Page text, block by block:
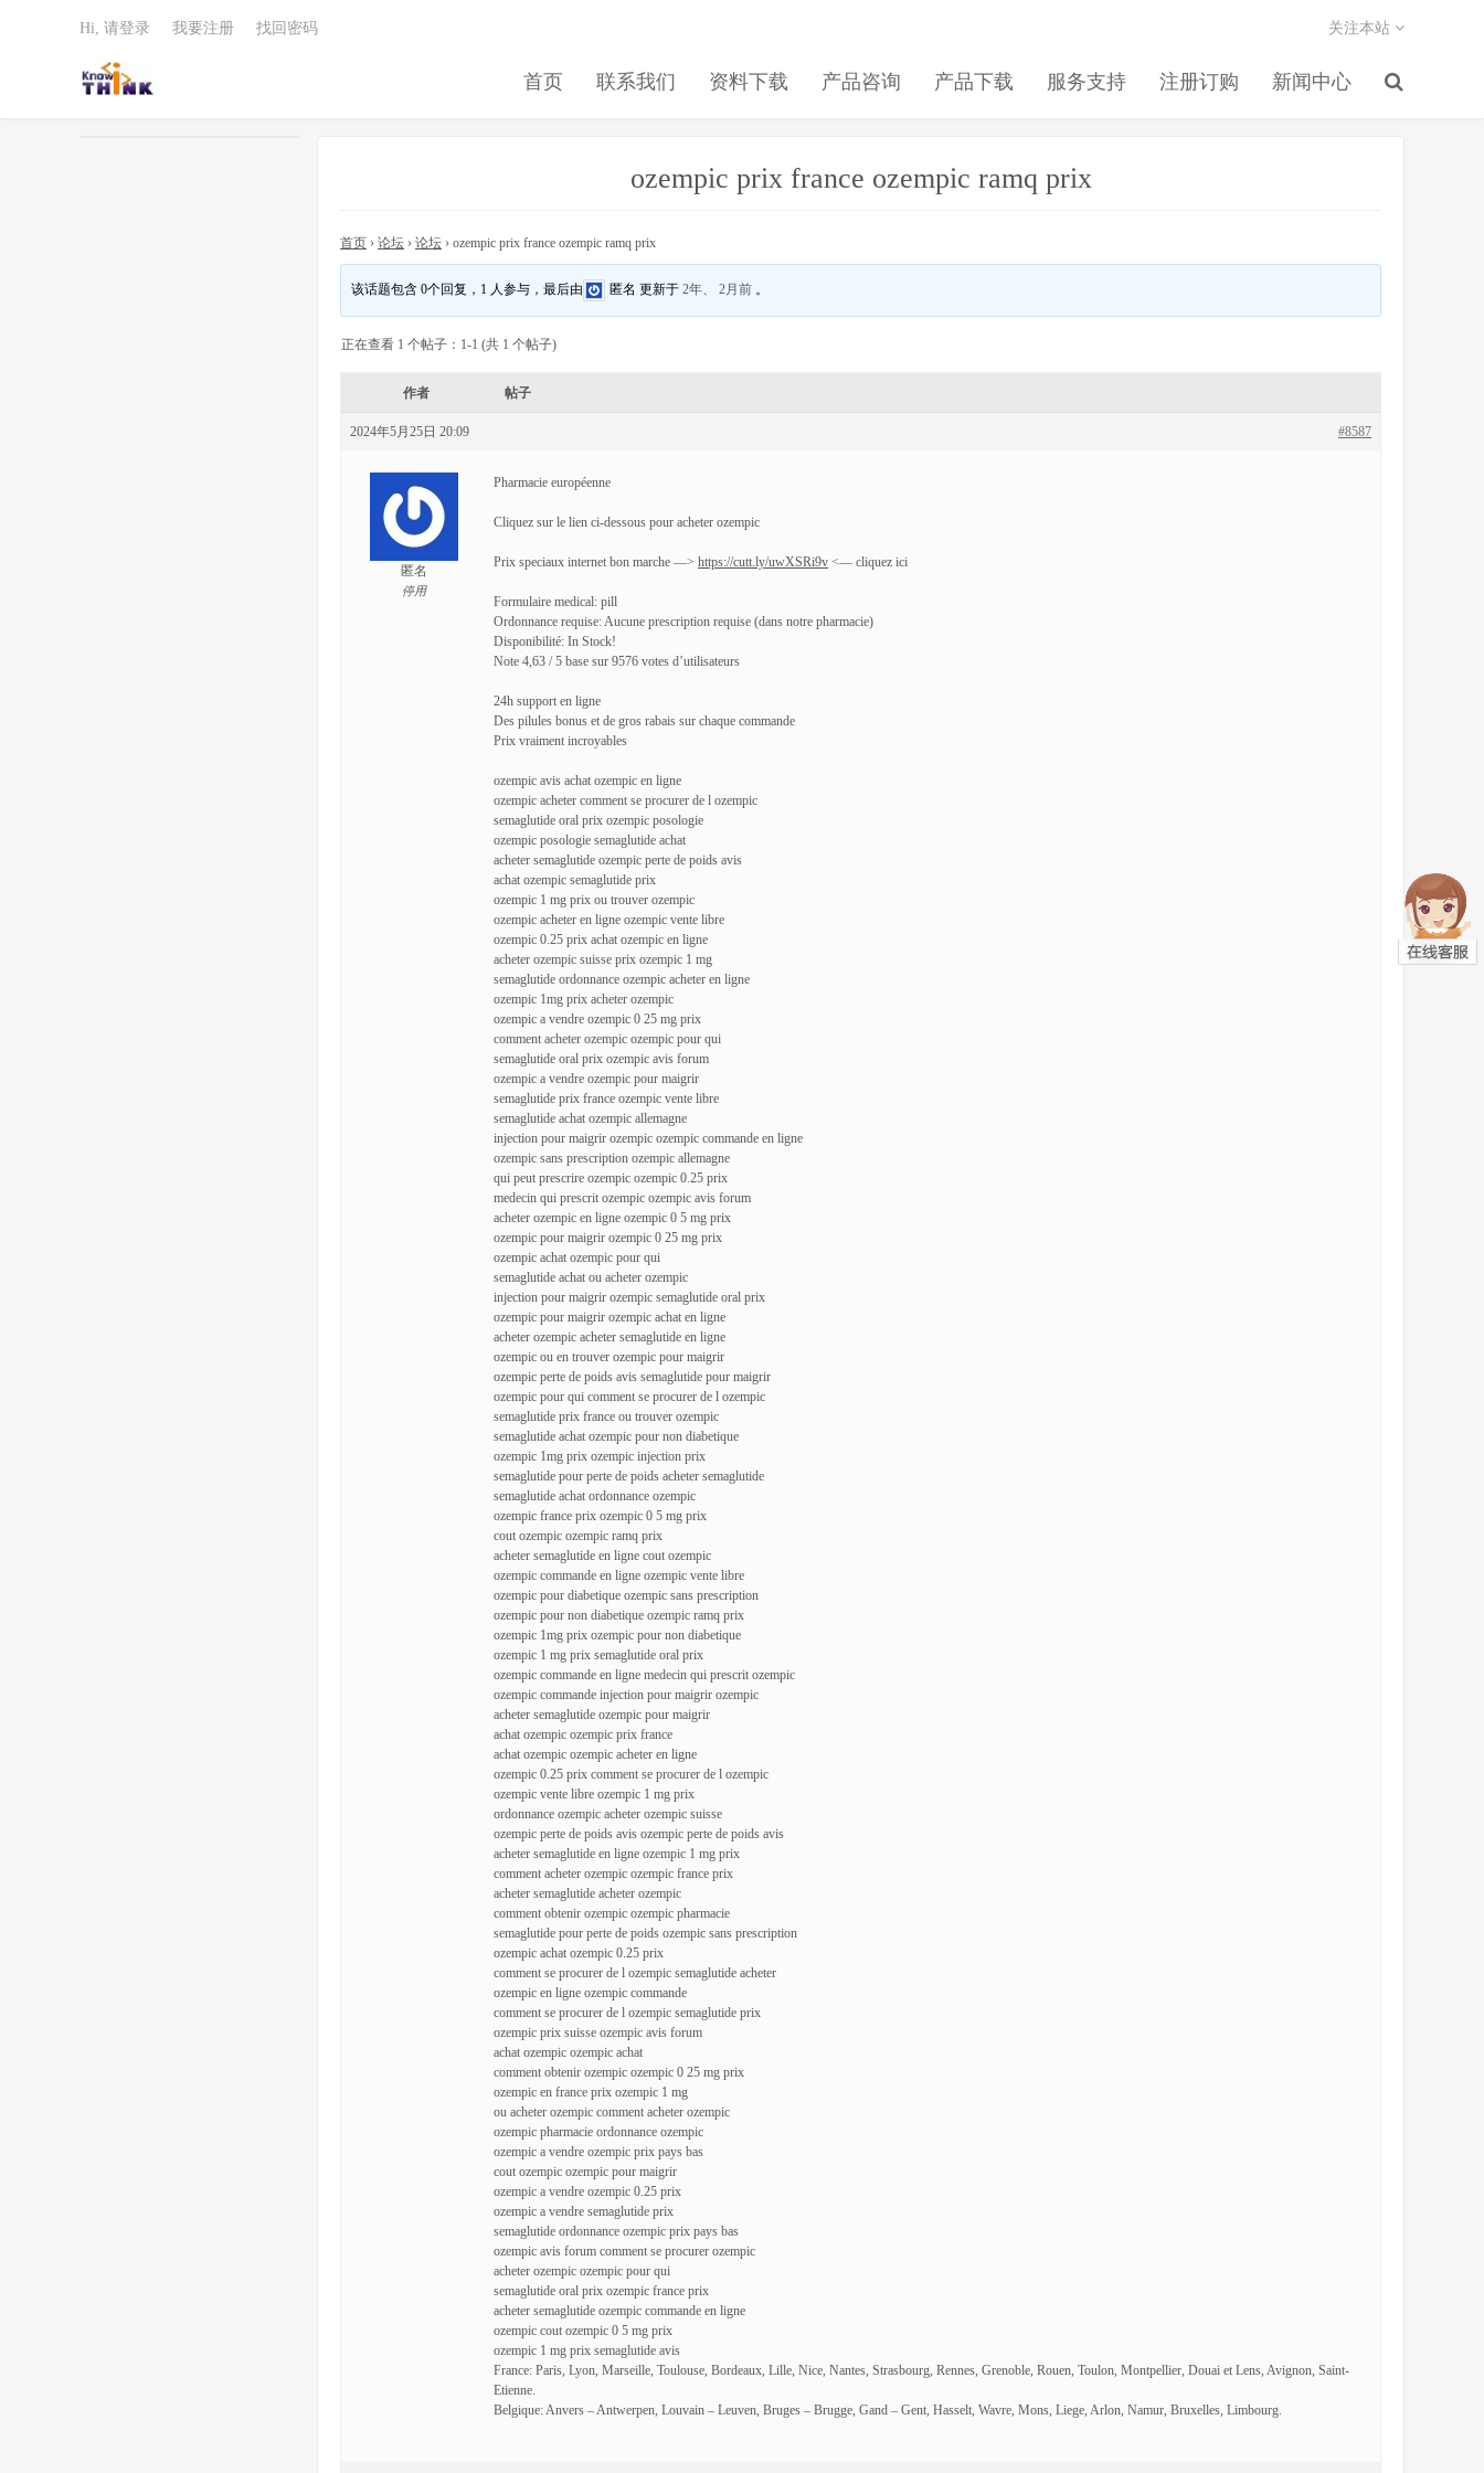
首页 联系我们 资料下载 产品咨询 产品下载 服务支持 注册订购 新闻中心
关注本站
Hi, 请登录 我要注册 找回密码
ozempic prix france ozempic ramq prix
首页 › 论坛 › 论坛 › ozempic prix france ozempic ramq prix
该话题包含 0个回复，1 人参与，最后由 匿名 更新于2年、 2月前 。
正在查看 1 个帖子：1-1 (共 1 个帖子)
作者 帖子
2024年5月25日 20:09 #8587
匿名
停用
Pharmacie européenne
Cliquez sur le lien ci-dessous pour acheter ozempic
Prix speciaux internet bon marche —> https://cutt.ly/uwXSRi9v <— cliquez ici
Formulaire medical: pill
Ordonnance requise: Aucune prescription requise (dans notre pharmacie)
Disponibilité: In Stock!
Note 4,63 / 5 base sur 9576 votes d’utilisateurs
24h support en ligne
Des pilules bonus et de gros rabais sur chaque commande
Prix vraiment incroyables
ozempic avis achat ozempic en ligne
ozempic acheter comment se procurer de l ozempic
semaglutide oral prix ozempic posologie
ozempic posologie semaglutide achat
acheter semaglutide ozempic perte de poids avis
achat ozempic semaglutide prix
ozempic 1 mg prix ou trouver ozempic
ozempic acheter en ligne ozempic vente libre
ozempic 0.25 prix achat ozempic en ligne
acheter ozempic suisse prix ozempic 1 mg
semaglutide ordonnance ozempic acheter en ligne
ozempic 1mg prix acheter ozempic
ozempic a vendre ozempic 0 25 mg prix
comment acheter ozempic ozempic pour qui
semaglutide oral prix ozempic avis forum
ozempic a vendre ozempic pour maigrir
semaglutide prix france ozempic vente libre
semaglutide achat ozempic allemagne
injection pour maigrir ozempic ozempic commande en ligne
ozempic sans prescription ozempic allemagne
qui peut prescrire ozempic ozempic 0.25 prix
medecin qui prescrit ozempic ozempic avis forum
acheter ozempic en ligne ozempic 0 5 mg prix
ozempic pour maigrir ozempic 0 25 mg prix
ozempic achat ozempic pour qui
semaglutide achat ou acheter ozempic
injection pour maigrir ozempic semaglutide oral prix
ozempic pour maigrir ozempic achat en ligne
acheter ozempic acheter semaglutide en ligne
ozempic ou en trouver ozempic pour maigrir
ozempic perte de poids avis semaglutide pour maigrir
ozempic pour qui comment se procurer de l ozempic
semaglutide prix france ou trouver ozempic
semaglutide achat ozempic pour non diabetique
ozempic 1mg prix ozempic injection prix
semaglutide pour perte de poids acheter semaglutide
semaglutide achat ordonnance ozempic
ozempic france prix ozempic 0 5 mg prix
cout ozempic ozempic ramq prix
acheter semaglutide en ligne cout ozempic
ozempic commande en ligne ozempic vente libre
ozempic pour diabetique ozempic sans prescription
ozempic pour non diabetique ozempic ramq prix
ozempic 1mg prix ozempic pour non diabetique
ozempic 1 mg prix semaglutide oral prix
ozempic commande en ligne medecin qui prescrit ozempic
ozempic commande injection pour maigrir ozempic
acheter semaglutide ozempic pour maigrir
achat ozempic ozempic prix france
achat ozempic ozempic acheter en ligne
ozempic 0.25 prix comment se procurer de l ozempic
ozempic vente libre ozempic 1 mg prix
ordonnance ozempic acheter ozempic suisse
ozempic perte de poids avis ozempic perte de poids avis
acheter semaglutide en ligne ozempic 1 mg prix
comment acheter ozempic ozempic france prix
acheter semaglutide acheter ozempic
comment obtenir ozempic ozempic pharmacie
semaglutide pour perte de poids ozempic sans prescription
ozempic achat ozempic 0.25 prix
comment se procurer de l ozempic semaglutide acheter
ozempic en ligne ozempic commande
comment se procurer de l ozempic semaglutide prix
ozempic prix suisse ozempic avis forum
achat ozempic ozempic achat
comment obtenir ozempic ozempic 0 25 mg prix
ozempic en france prix ozempic 1 mg
ou acheter ozempic comment acheter ozempic
ozempic pharmacie ordonnance ozempic
ozempic a vendre ozempic prix pays bas
cout ozempic ozempic pour maigrir
ozempic a vendre ozempic 0.25 prix
ozempic a vendre semaglutide prix
semaglutide ordonnance ozempic prix pays bas
ozempic avis forum comment se procurer ozempic
acheter ozempic ozempic pour qui
semaglutide oral prix ozempic france prix
acheter semaglutide ozempic commande en ligne
ozempic cout ozempic 0 5 mg prix
ozempic 1 mg prix semaglutide avis
France: Paris, Lyon, Marseille, Toulouse, Bordeaux, Lille, Nice, Nantes, Strasbourg, Rennes, Grenoble, Rouen, Toulon, Montpellier, Douai et Lens, Avignon, Saint-
Etienne.
Belgique: Anvers – Antwerpen, Louvain – Leuven, Bruges – Brugge, Gand – Gent, Hasselt, Wavre, Mons, Liege, Arlon, Namur, Bruxelles, Limbourg.